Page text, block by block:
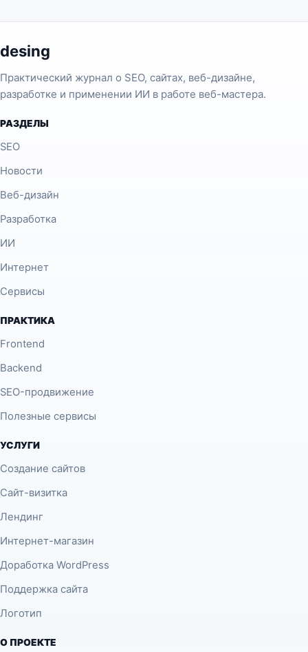
desing
Практический журнал о SEO, сайтах, веб-дизайне,
разработке и применении ИИ в работе веб-мастера.
РАЗДЕЛЫ
SEO
Новости
Веб-дизайн
Разработка
ИИ
Интернет
Сервисы
ПРАКТИКА
Frontend
Backend
SEO-продвижение
Полезные сервисы
УСЛУГИ
Создание сайтов
Сайт-визитка
Лендинг
Интернет-магазин
Доработка WordPress
Поддержка сайта
Логотип
О ПРОЕКТЕ